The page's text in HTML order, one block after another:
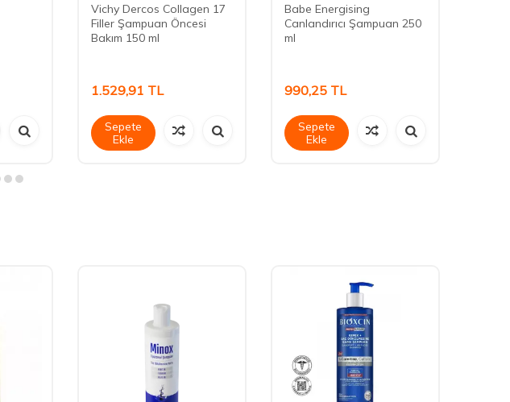
Vichy Dercos Collagen 17
Filler Şampuan Öncesi
Bakım 150 ml
1.529,91 TL
Sepete
Ekle
Babe Energising
Canlandırıcı Şampuan 250
ml
990,25 TL
Sepete
Ekle